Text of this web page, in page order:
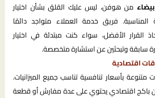
من هوفن، ليس عليك القلق بشأن اختيار
فريق خدمة العملاء متواجد دائمًا
القرار الأفضل، سواء كنت مبتدئة في اختيار
سابقة وتبحثين عن استشارة متخصصة.
اقتصادية
بأسعار تنافسية تناسب جميع الميزانيات.
باكج اقتصادي يحتوي على عدة مفارش أو قطعة